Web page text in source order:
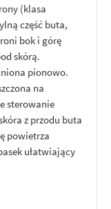
(klasa
część buta,
bok i górę
skórą.
pionowo.
na
sterowanie
z przodu buta
powietrza
ułatwiający